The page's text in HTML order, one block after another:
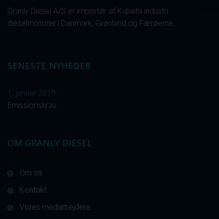
Granly Diesel A/S er importør af Kubota industri
dieselmotorer i Danmark, Grønland og Færøerne.
SENESTE NYHEDER
1. januar 2019
Emissionskrav
OM GRANLY DIESEL
Om os
Kontakt
Vores medarbejdere